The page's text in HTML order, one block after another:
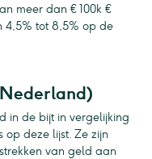
meer dan € 100k €
4,5% tot 8,5% op de
in de bijt in vergelijking
deze lijst. Ze zijn
van geld aan